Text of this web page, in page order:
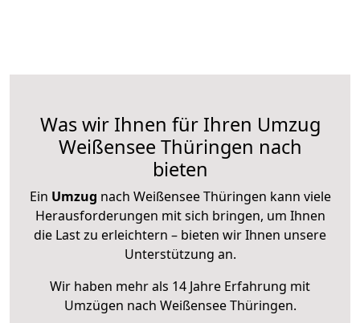
Was wir Ihnen für Ihren Umzug
Weißensee Thüringen nach
bieten
Ein Umzug nach Weißensee Thüringen kann viele
Herausforderungen mit sich bringen, um Ihnen
die Last zu erleichtern – bieten wir Ihnen unsere
Unterstützung an.
Wir haben mehr als 14 Jahre Erfahrung mit
Umzügen nach Weißensee Thüringen.